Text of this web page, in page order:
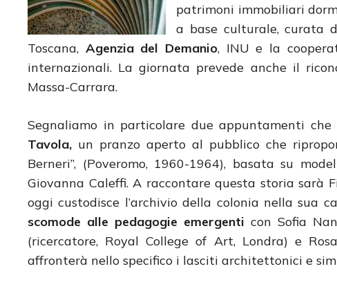
patrimoni immobiliari
a base culturale, curata
Toscana, Agenzia del Demanio, INU e la
internazionali. La giornata prevede anche il
Massa-Carrara.
Segnaliamo in particolare due appuntamenti
Tavola, un pranzo aperto al pubblico che
Berneri”, (Poveromo, 1960-1964), basata su
Giovanna Caleffi. A raccontare questa storia sarà
oggi custodisce l’archivio della colonia nella sua
scomode alle pedagogie emergenti con Sofia
(ricercatore, Royal College of Art, Londra) e
affronterà nello specifico i lasciti architettonici e